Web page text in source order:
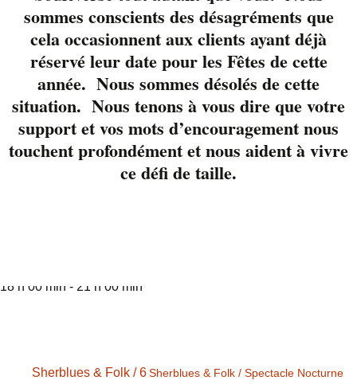
amis musicienspour
vous offrir un
réconfortant moment
de bonheur.
Réservez votre table
www.liverpool.ca avec
nous au 819-822-3724
18 h 00 min - 21 h 00 min
Sherblues & Folk / 6Sherblues & Folk / Spectacle Nocturne
sommes conscients des désagréments que
cela occasionnent aux clients ayant déjà
réservé leur date pour les Fêtes de cette
année. Nous sommes désolés de cette
situation. Nous tenons à vous dire que votre
support et vos mots d’encouragement nous
touchent profondément et nous aident à vivre
ce défi de taille.